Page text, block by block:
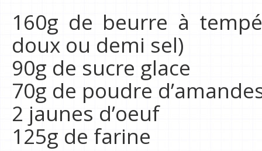
160g de beurre à
doux ou demi sel)
90g de sucre glace
70g de poudre
2 jaunes d’oeuf
125g de farine